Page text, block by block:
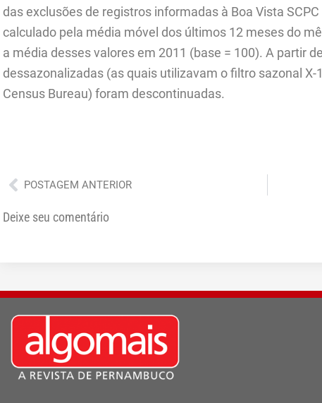
das exclusões de registros informadas à Boa Vista
calculado pela média móvel dos últimos 12 meses do
a média desses valores em 2011 (base = 100). A partir
dessazonalizadas (as quais utilizavam o filtro sazonal X-
Census Bureau) foram descontinuadas.
Anterior
POSTAGEM ANTERIOR
Deixe seu comentário